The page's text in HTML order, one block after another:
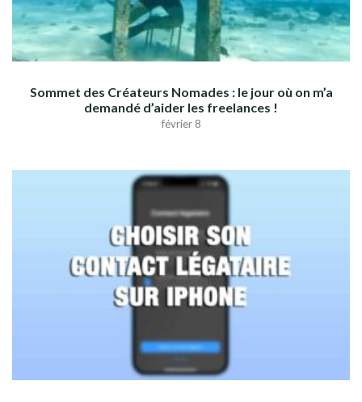
Sommet des Créateurs Nomades : le jour où on m’a
demandé d’aider les freelances !
février 8